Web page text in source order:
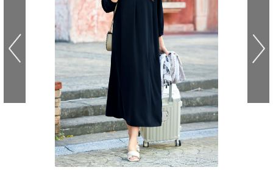
寝具・ベッド
カーテン・ラグ・ファブリック
美容・健康・サプリメント
制服・スクールすべて
制服・学生服
ジュニア・ティーンズ下着
大きいサイズ
大きいサイズ通販すべて
大きいサイズ レディース服
大きいサイズ レディース下着
大きいサイズ メンズ
バーゲン
バーゲンセール
シークレットセール
商品カテゴリ一覧
カーテン・ラグ・ファブリック
制服・学生服
ジュニア・ティーンズ下着
大きいサイズ通販すべて
大きいサイズ レディース服
大きいサイズ レディース下着
大きいサイズ メンズ
大きいサイズ 事務・制服
バーゲンセール
シークレットセール
詳細検索
商品カテゴリ一覧
カタログ・チラシからのご注文